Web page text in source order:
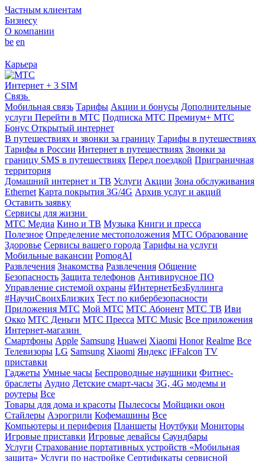
Частным клиентам
Бизнесу
О компании
be en
Карьера
Интернет + 3 SIM
Связь
Мобильная связь Тарифы Акции и бонусы Дополнительные
услуги Перейти в МТС Подписка МТС Премиум+ МТС
Бонус Открытый интернет
В путешествиях и звонки за границу Тарифы в путешествиях
Тарифы в России Интернет в путешествиях Звонки за
границу SMS в путешествиях Перед поездкой Приграничная
территория
Домашний интернет и ТВ Услуги Акции Зона обслуживания
Ethernet Карта покрытия 3G/4G Архив услуг и акций
Оставить заявку
Сервисы для жизни
МТС Медиа Кино и ТВ Музыка Книги и пресса
Полезное Определение местоположения МТС Образование
Здоровье Сервисы вашего города Тарифы на услуги
Мобильные вакансии PomogAI
Развлечения Знакомства Развлечения Общение
Безопасность Защита телефонов Антивирусное ПО
Управление системой охраны #ИнтернетБезБуллинга
#НаучиСвоихБлизких Тест по кибербезопасности
Приложения МТС Мой МТС МТС Абонент МТС ТВ Иви
Окко МТС Деньги МТС Пресса МТС Music Все приложения
Интернет-магазин
Смартфоны Apple Samsung Huawei Xiaomi Honor Realme Все
Телевизоры LG Samsung Xiaomi Яндекс iFFalcon TV
приставки
Гаджеты Умные часы Беспроводные наушники Фитнес-
браслеты Аудио Детские смарт-часы 3G, 4G модемы и
роутеры Все
Товары для дома и красоты Пылесосы Мойщики окон
Стайлеры Аэрогрили Кофемашины Все
Компьютеры и периферия Планшеты Ноутбуки Мониторы
Игровые приставки Игровые девайсы Саундбары
Услуги Страхование портативных устройств «Мобильная
защита» Услуги по настройке Сертификаты сервисной